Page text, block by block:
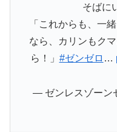
そばに
「これからも、一
なら、カリンもク
ら！」 #ゼンゼロ …
— ゼンレスゾーン